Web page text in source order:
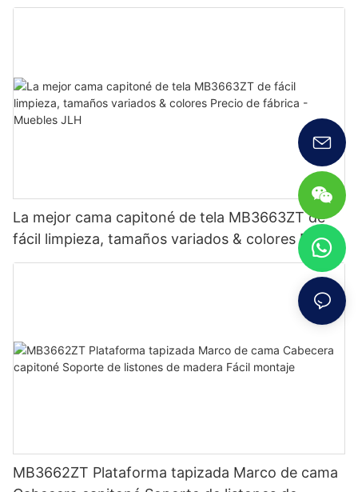
La mejor cama capitoné de tela MB3663ZT de
fácil limpieza, tamaños variados & colores Precio
de fábrica - Muebles JLH
MB3662ZT Plataforma tapizada Marco de cama